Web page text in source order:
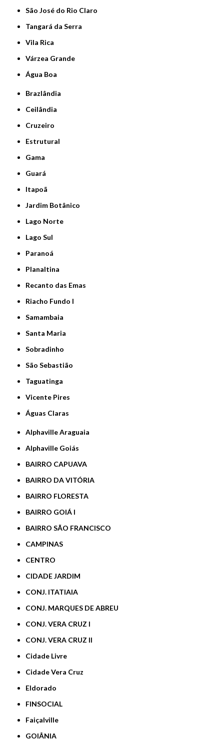
São José do Rio Claro
Tangará da Serra
Vila Rica
Várzea Grande
Água Boa
Brazlândia
Ceilândia
Cruzeiro
Estrutural
Gama
Guará
Itapoã
Jardim Botânico
Lago Norte
Lago Sul
Paranoá
Planaltina
Recanto das Emas
Riacho Fundo I
Samambaia
Santa Maria
Sobradinho
São Sebastião
Taguatinga
Vicente Pires
Águas Claras
Alphaville Araguaia
Alphaville Goiás
BAIRRO CAPUAVA
BAIRRO DA VITÓRIA
BAIRRO FLORESTA
BAIRRO GOIÁ I
BAIRRO SÃO FRANCISCO
CAMPINAS
CENTRO
CIDADE JARDIM
CONJ. ITATIAIA
CONJ. MARQUES DE ABREU
CONJ. VERA CRUZ I
CONJ. VERA CRUZ II
Cidade Livre
Cidade Vera Cruz
Eldorado
FINSOCIAL
Faiçalville
GOIÂNIA